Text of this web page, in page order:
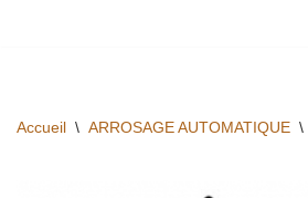
contenu
Accueil \ ARROSAGE AUTOMATIQUE \